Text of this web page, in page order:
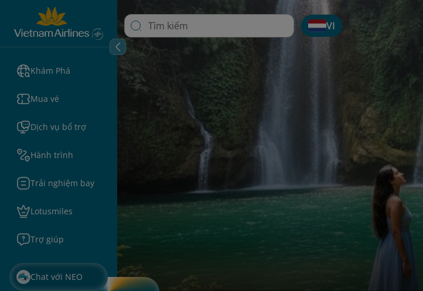
Khám Phá
Mua vé
Dịch vụ bổ trợ
Hành trình
Trải nghiệm bay
Lotusmiles
Trợ giúp
Chat với NEO
VI